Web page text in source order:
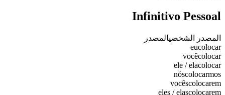
Infinitivo Pessoal
المصدر الشخصيالمصدر
eucolocar
vocêcolocar
ele / elacolocar
nóscolocarmos
vocêscolocarem
eles / elascolocarem